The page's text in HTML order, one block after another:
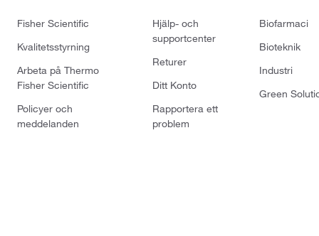
Fisher Scientific
Kvalitetsstyrning
Arbeta på Thermo
Fisher Scientific
Policyer och
meddelanden
Hjälp- och
supportcenter
Returer
Ditt Konto
Rapportera ett
problem
Biofarmaci
Bioteknik
Industri
Green